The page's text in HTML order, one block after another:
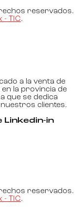
reservados.
- TIC.
a la venta de
la provincia de
que se dedica
clientes.
Linkedin-in
reservados.
- TIC.